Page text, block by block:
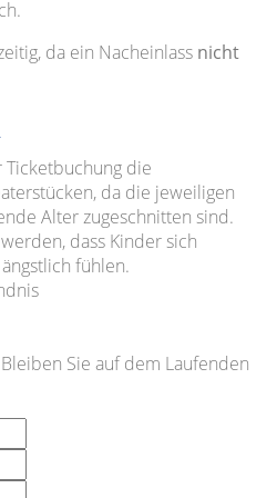
da ein Nacheinlass nicht
die
da die jeweiligen
Alter zugeschnitten sind.
dass Kinder sich
fühlen.
Bleiben Sie auf dem Laufenden